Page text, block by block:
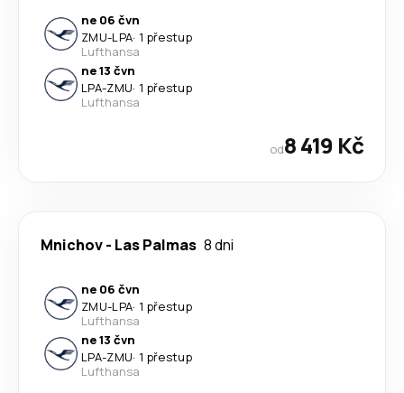
ne 06 čvn
ZMU-LPA· 1 přestup
Lufthansa
ne 13 čvn
LPA-ZMU· 1 přestup
Lufthansa
od8 419 Kč
Mnichov- Las Palmas 8 dni
ne 06 čvn
ZMU-LPA· 1 přestup
Lufthansa
ne 13 čvn
LPA-ZMU· 1 přestup
Lufthansa